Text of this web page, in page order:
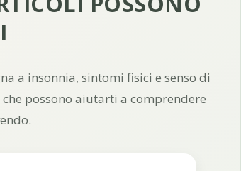
a insonnia, sintomi fisici e senso di
possono aiutarti a comprendere